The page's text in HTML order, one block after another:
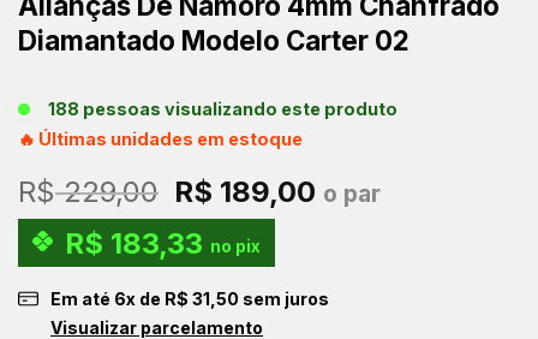
Diamantado Modelo Carter 02
188 pessoas visualizando este produto
🔥 Últimas unidades em estoque
R$229,00 O
preço
original
era:
R$ 229,00.
R$ 189,00 O
R$ 189,00.
o par
R$ 183,33 no pix
Em até 6x de R$ 31,50 sem juros
Visualizar parcelamento